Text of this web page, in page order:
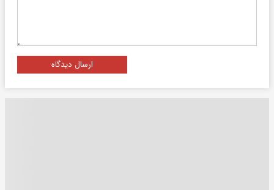
ارسال دیدگاه